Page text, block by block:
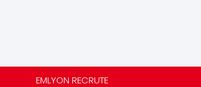
EMLYON RECRUTE